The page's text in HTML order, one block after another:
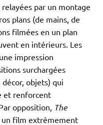
par un montage
plans (de mains, de
filmées en un plan
en intérieurs. Les
impression
surchargées
objets) qui
et renforcent
opposition, The
un film extrêmement